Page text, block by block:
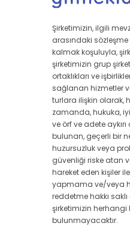
Şirketimizin, ilgili
arasındaki sözleşme
kalmak koşuluyla,
şirketimizin grup
ortaklıkları ve
sağlanan hizmetler
turlara ilişkin olarak,
zamanda, hukuka,
ve örf ve adete
bulunan, geçerli bir
huzursuzluk veya
güvenliği riske atan
hareket eden kişiler
yapmama ve/veya
reddetme hakkı
şirketimizin
bulunmayacaktır.